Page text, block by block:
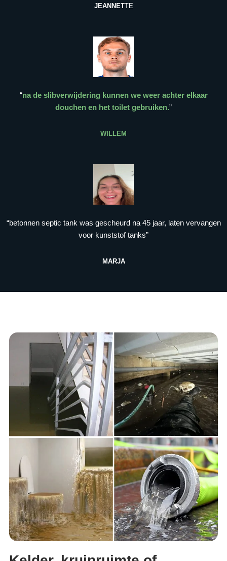
JEANNETTE
“na de slibverwijdering kunnen we weer achter elkaar
douchen en het toilet gebruiken.”
WILLEM
“betonnen septic tank was gescheurd na 45 jaar, laten vervangen
voor kunststof tanks”
MARJA